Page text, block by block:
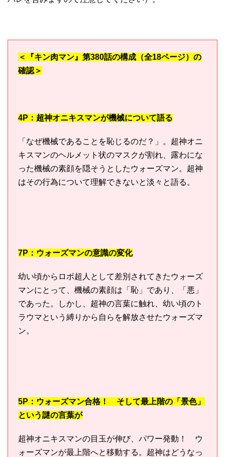
＜『キン肉マン』第380話の構成（全18ページ）の
確認＞
4P：超神オニキスマンが機械について語る
「なぜ機械であることを恥じるのだ？」。超神オニ
キスマンのヘルメット状のマスクが割れ、露わにな
った機械の素顔を隠そうとしたウォーズマン。超神
はその行為について理解できないと淡々と語る。
7P：ウォーズマンの意識の変化
幼い頃からロボ超人として差別されてきたウォーズ
マンにとって、機械の素顔は「恥」であり、「悪」
であった。しかし、超神の言葉に触れ、幼い頃のト
ラウマという縛りから自らを解放させたウォーズマ
ン。
5P：ウォーズマン合格！ そして最上階の「景色」
という謎の言葉が
超神オニキスマンの目玉が伸び、パワー発動！ ウ
ォーズマンが最上階へと移動する。超神はどうなっ